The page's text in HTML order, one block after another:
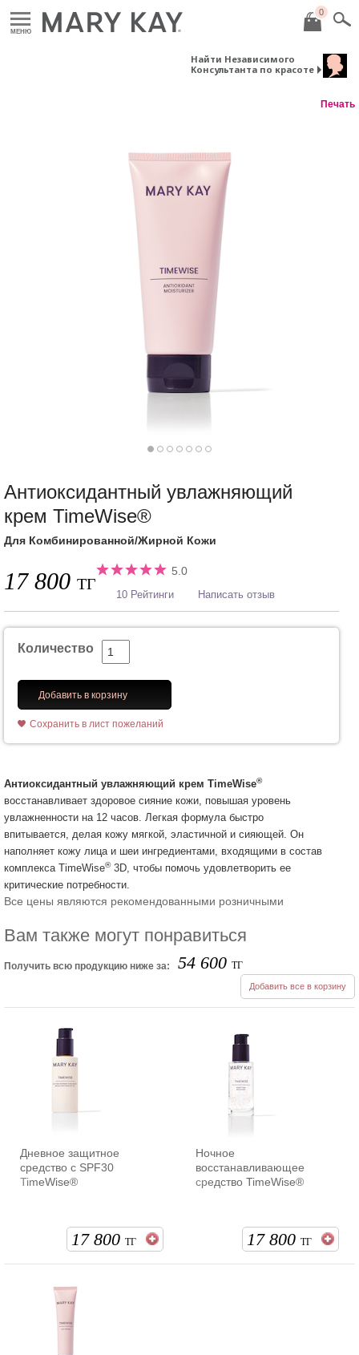
МЕНЮ
0
Найти Независимого
Консультанта по красоте
Печать
Антиоксидантный увлажняющий
крем TimeWise®
Для Комбинированной/Жирной Кожи
17 800 ТГ
5.0
10 Рейтинги Написать отзыв
Количество
Добавить в корзину
Сохранить в лист пожеланий
Антиоксидантный увлажняющий крем TimeWise®
восстанавливает здоровое сияние кожи, повышая уровень
увлажненности на 12 часов. Легкая формула быстро
впитывается, делая кожу мягкой, эластичной и сияющей. Он
наполняет кожу лица и шеи ингредиентами, входящими в состав
комплекса TimeWise®3D, чтобы помочь удовлетворить ее
критические потребности.
Все цены являются рекомендованными розничными
Вам также могут понравиться
Получить всю продукцию ниже за: 54 600 ТГ
Добавить все в корзину
Дневное защитное
средство с SPF30
TimeWise®
17 800 ТГ
Ночное
восстанавливающее
средство TimeWise®
17 800 ТГ